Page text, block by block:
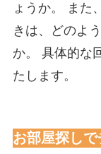
ょうか。 また
きは、どのよ
か。 具体的な
たします。
お部屋探し